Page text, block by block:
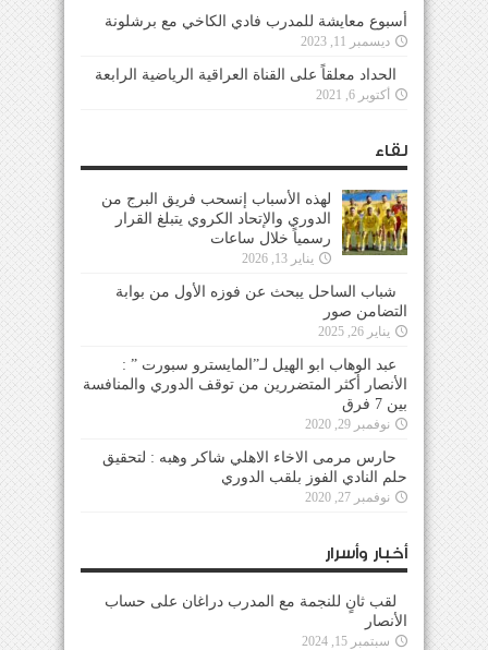
أسبوع معايشة للمدرب فادي الكاخي مع برشلونة
ديسمبر 11, 2023
الحداد معلقاً على القناة العراقية الرياضية الرابعة
أكتوبر 6, 2021
لقاء
لهذه الأسباب إنسحب فريق البرج من
الدوري والإتحاد الكروي يتبلغ القرار
رسمياً خلال ساعات
يناير 13, 2026
شباب الساحل يبحث عن فوزه الأول من بوابة
التضامن صور
يناير 26, 2025
عبد الوهاب ابو الهيل لـ”المايسترو سبورت ” :
الأنصار أكثر المتضررين من توقف الدوري والمنافسة
بين 7 فرق
نوفمبر 29, 2020
حارس مرمى الاخاء الاهلي شاكر وهبه : لتحقيق
حلم النادي الفوز بلقب الدوري
نوفمبر 27, 2020
أخبار وأسرار
لقب ثانٍ للنجمة مع المدرب دراغان على حساب
الأنصار
سبتمبر 15, 2024